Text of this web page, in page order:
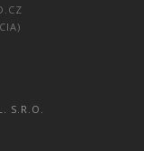
S.R.O.